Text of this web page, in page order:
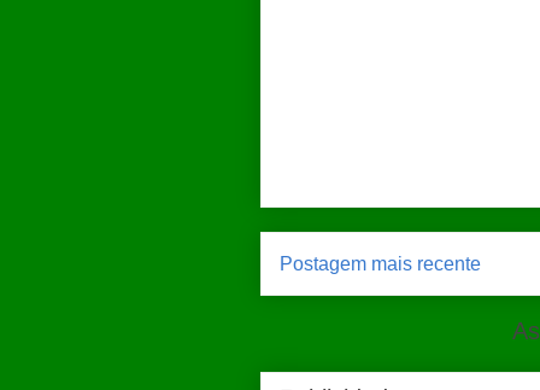
Postagem mais recente